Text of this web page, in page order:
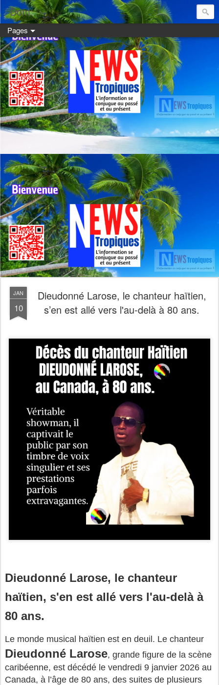
Dom:
Pages
JAN
10
Dieudonné Larose, le chanteur haïtien,
s’en est allé vers l'au-delà à 80 ans.
Dieudonné Larose, le chanteur
haïtien, s'en est allé vers l'au-delà à
80 ans.
Le monde musical haïtien est en deuil. Le chanteur
Dieudonné Larose, grande figure de la scène
caribéenne, est décédé le vendredi 9 janvier 2026 au
Canada, à l’âge de 80 ans, des suites de plusieurs